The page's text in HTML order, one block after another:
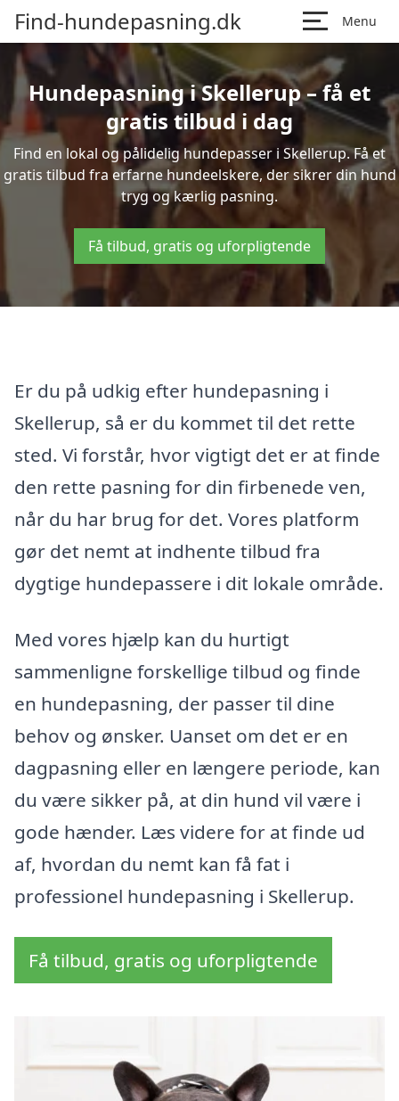
Find-hundepasning.dk Menu
Hundepasning i Skellerup – få et
gratis tilbud i dag
Find en lokal og pålidelig hundepasser i Skellerup. Få et
gratis tilbud fra erfarne hundeelskere, der sikrer din hund
tryg og kærlig pasning.
Få tilbud, gratis og uforpligtende
Er du på udkig efter hundepasning i
Skellerup, så er du kommet til det rette
sted. Vi forstår, hvor vigtigt det er at finde
den rette pasning for din firbenede ven,
når du har brug for det. Vores platform
gør det nemt at indhente tilbud fra
dygtige hundepassere i dit lokale område.
Med vores hjælp kan du hurtigt
sammenligne forskellige tilbud og finde
en hundepasning, der passer til dine
behov og ønsker. Uanset om det er en
dagpasning eller en længere periode, kan
du være sikker på, at din hund vil være i
gode hænder. Læs videre for at finde ud
af, hvordan du nemt kan få fat i
professionel hundepasning i Skellerup.
Få tilbud, gratis og uforpligtende